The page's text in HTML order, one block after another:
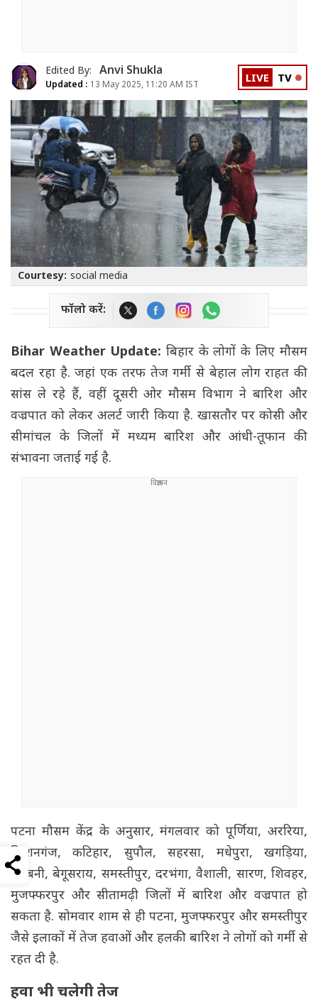
Edited By: Anvi Shukla
Updated : 13 May 2025, 11:20 AM IST LIVE TV
Courtesy: social media
फॉलो करें:
Bihar Weather Update: बिहार के लोगों के लिए मौसम
बदल रहा है. जहां एक तरफ तेज गर्मी से बेहाल लोग राहत की
सांस ले रहे हैं, वहीं दूसरी ओर मौसम विभाग ने बारिश और
वज्रपात को लेकर अलर्ट जारी किया है. खासतौर पर कोसी और
सीमांचल के जिलों में मध्यम बारिश और आंधी-तूफान की
संभावना जताई गई है.
पटना मौसम केंद्र के अनुसार, मंगलवार को पूर्णिया, अररिया,
किशनगंज, कटिहार, सुपौल, सहरसा, मधेपुरा, खगड़िया,
मधुबनी, बेगूसराय, समस्तीपुर, दरभंगा, वैशाली, सारण, शिवहर,
मुजफ्फरपुर और सीतामढ़ी जिलों में बारिश और वज्रपात हो
सकता है. सोमवार शाम से ही पटना, मुजफ्फरपुर और समस्तीपुर
जैसे इलाकों में तेज हवाओं और हलकी बारिश ने लोगों को गर्मी से
रहत दी है.
हवा भी चलेगी तेज